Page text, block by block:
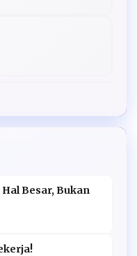
Besar, Bukan